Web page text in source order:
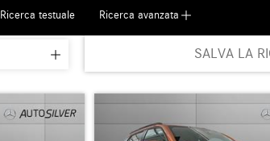
Ricerca testuale
Ricerca avanzata
SALVA LA